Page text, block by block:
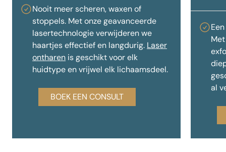
Nooit meer scheren, waxen of
stoppels. Met onze geavanceerde
lasertechnologie verwijderen we
haartjes effectief en langdurig. Laser
ontharen is geschikt voor elk
huidtype en vrijwel elk lichaamsdeel.
BOEK EEN CONSULT
al